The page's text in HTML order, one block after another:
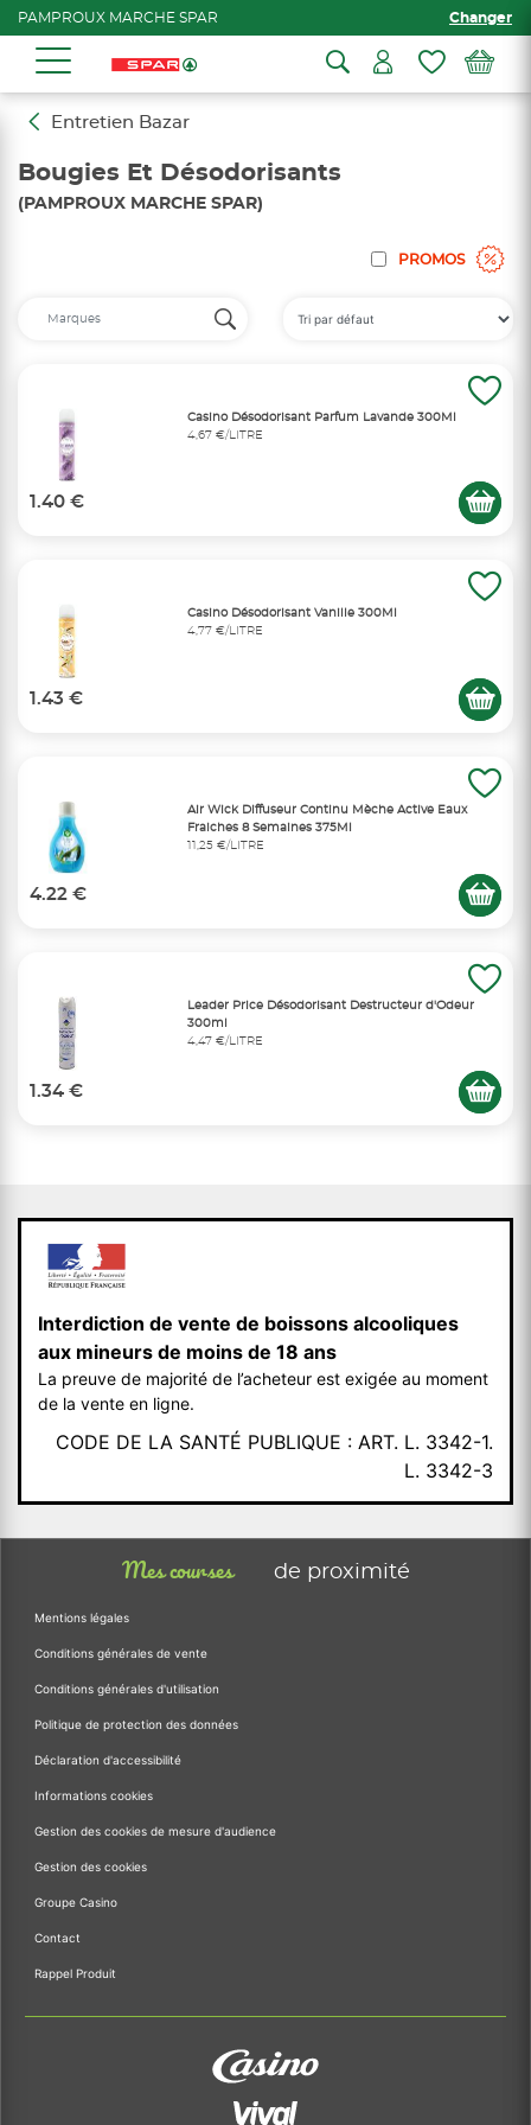
PAMPROUX MARCHE SPAR Changer
Entretien Bazar
Bougies Et Désodorisants
(PAMPROUX MARCHE SPAR)
PROMOS
Casino Désodorisant Parfum Lavande 300Ml
4,67 €/LITRE
1.40 €
Casino Désodorisant Vanille 300Ml
4,77 €/LITRE
1.43 €
Air Wick Diffuseur Continu Mèche Active Eaux
Fraiches 8 Semaines 375Ml
11,25 €/LITRE
4.22 €
Leader Price Désodorisant Destructeur d'Odeur
300ml
4,47 €/LITRE
1.34 €
Interdiction de vente de boissons alcooliques
aux mineurs de moins de 18 ans
La preuve de majorité de l’acheteur est exigée au moment
de la vente en ligne.
CODE DE LA SANTÉ PUBLIQUE : ART. L. 3342-1.
L. 3342-3
Mes courses de proximité
Mentions légales
Conditions générales de vente
Conditions générales d'utilisation
Politique de protection des données
Déclaration d'accessibilité
Informations cookies
Gestion des cookies de mesure d'audience
Gestion des cookies
Groupe Casino
Contact
Rappel Produit